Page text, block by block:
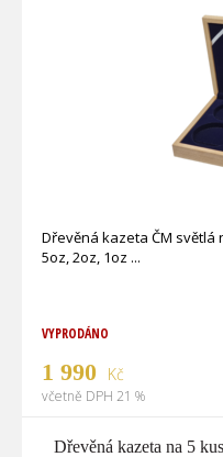
Dřevěná kazeta ČM světlá
5oz, 2oz, 1oz
VYPRODÁNO
1 990 Kč
včetně DPH 21 %
Dřevěná kazeta na 5